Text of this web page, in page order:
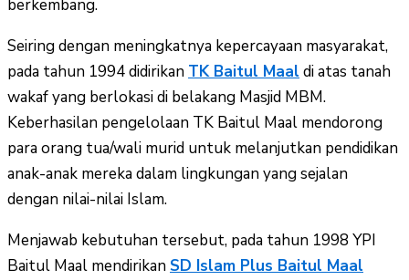
berkembang.
Seiring dengan meningkatnya kepercayaan masyarakat,
pada tahun 1994 didirikan TK Baitul Maal di atas tanah
wakaf yang berlokasi di belakang Masjid MBM.
Keberhasilan pengelolaan TK Baitul Maal mendorong
para orang tua/wali murid untuk melanjutkan pendidikan
anak-anak mereka dalam lingkungan yang sejalan
dengan nilai-nilai Islam.
Menjawab kebutuhan tersebut, pada tahun 1998 YPI
Baitul Maal mendirikan SD Islam Plus Baitul Maal